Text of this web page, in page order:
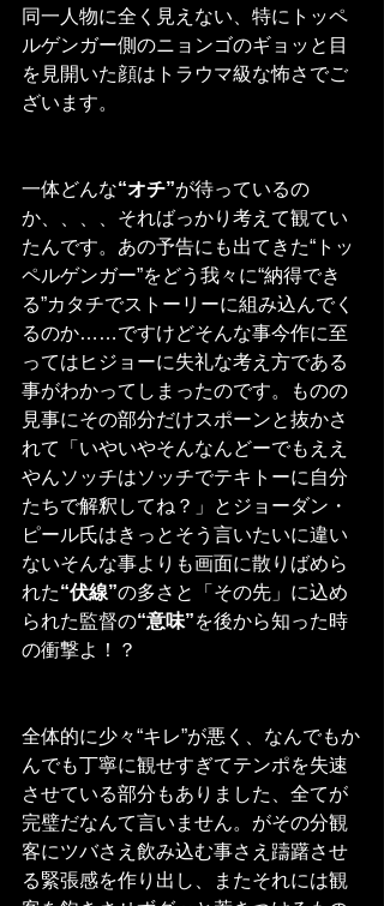
同一人物に全く見えない、特にトッペ
ルゲンガー側のニョンゴのギョッと目
を見開いた顔はトラウマ級な怖さでご
ざいます。
一体どんな“オチ”が待っているの
か、、、、そればっかり考えて観てい
たんです。あの予告にも出てきた“トッ
ペルゲンガー”をどう我々に“納得でき
る”カタチでストーリーに組み込んでく
るのか……ですけどそんな事今作に至
ってはヒジョーに失礼な考え方である
事がわかってしまったのです。ものの
見事にその部分だけスポーンと抜かさ
れて「いやいやそんなんどーでもええ
やんソッチはソッチでテキトーに自分
たちで解釈してね？」とジョーダン・
ピール氏はきっとそう言いたいに違い
ないそんな事よりも画面に散りばめら
れた“伏線”の多さと「その先」に込め
られた監督の“意味”を後から知った時
の衝撃よ！？
全体的に少々“キレ”が悪く、なんでもか
んでも丁寧に観せすぎてテンポを失速
させている部分もありました、全てが
完璧だなんて言いません。がその分観
客にツバさえ飲み込む事さえ躊躇させ
る緊張感を作り出し、またそれには観